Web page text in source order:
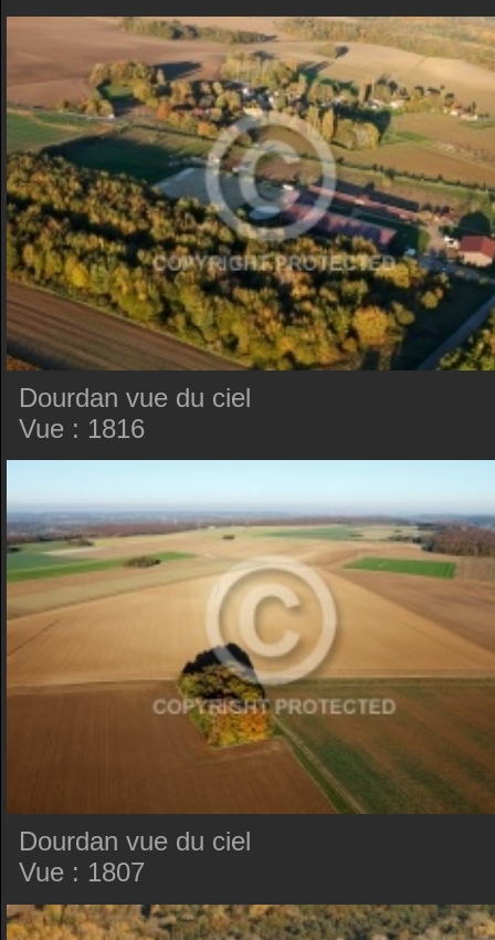
Dourdan vue du ciel
Vue : 1816
Dourdan vue du ciel
Vue : 1807